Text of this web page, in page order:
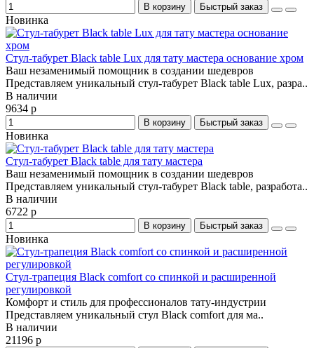
В корзину Быстрый заказ
Новинка
Стул-табурет Black table Lux для тату мастера основание хром
Ваш незаменимый помощник в создании шедевров
Представляем уникальный стул-табурет Black table Lux, разра..
В наличии
9634 р
В корзину Быстрый заказ
Новинка
Стул-табурет Black table для тату мастера
Ваш незаменимый помощник в создании шедевров
Представляем уникальный стул-табурет Black table, разработа..
В наличии
6722 р
В корзину Быстрый заказ
Новинка
Стул-трапеция Black comfort со спинкой и расширенной
регулировкой
Комфорт и стиль для профессионалов тату-индустрии
Представляем уникальный стул Black comfort для ма..
В наличии
21196 р